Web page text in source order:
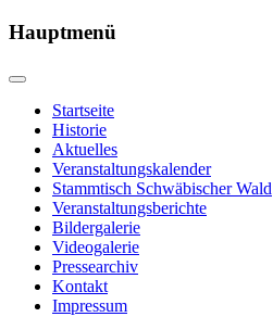
Hauptmenü
Startseite
Historie
Aktuelles
Veranstaltungskalender
Stammtisch Schwäbischer Wald
Veranstaltungsberichte
Bildergalerie
Videogalerie
Pressearchiv
Kontakt
Impressum